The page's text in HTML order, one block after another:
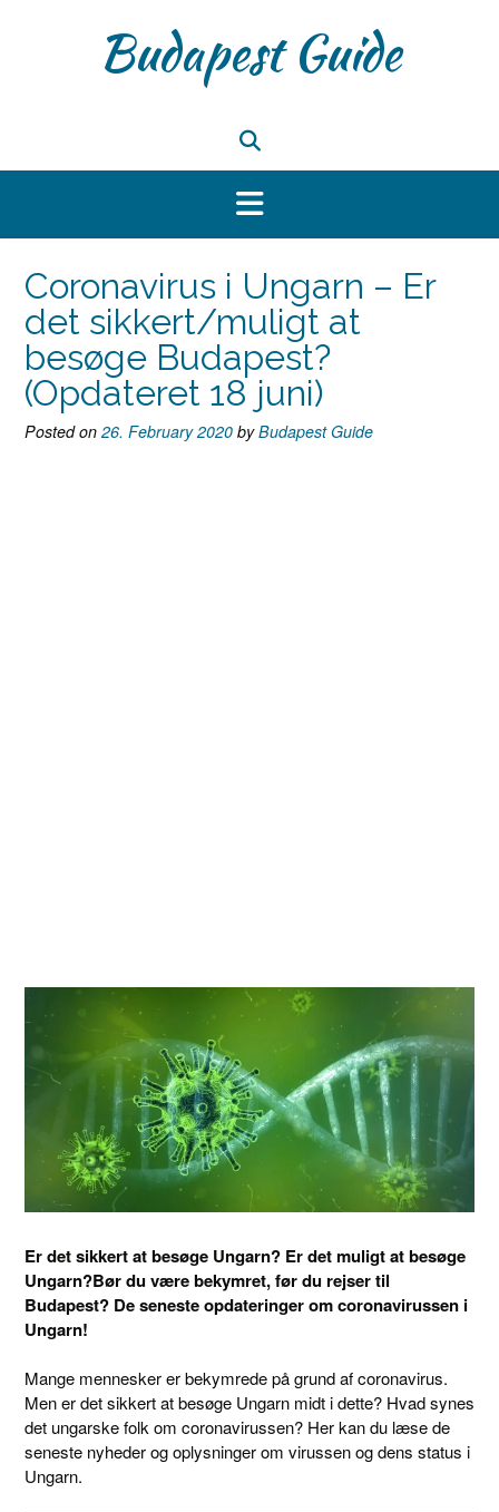
Budapest Guide
Coronavirus i Ungarn – Er
det sikkert/muligt at
besøge Budapest?
(Opdateret 18 juni)
Posted on 26. February 2020 byBudapest Guide
Er det sikkert at besøge Ungarn? Er det muligt at besøge
Ungarn?Bør du være bekymret, før du rejser til
Budapest? De seneste opdateringer om coronavirussen i
Ungarn!
Mange mennesker er bekymrede på grund af coronavirus.
Men er det sikkert at besøge Ungarn midt i dette? Hvad synes
det ungarske folk om coronavirussen? Her kan du læse de
seneste nyheder og oplysninger om virussen og dens status i
Ungarn.